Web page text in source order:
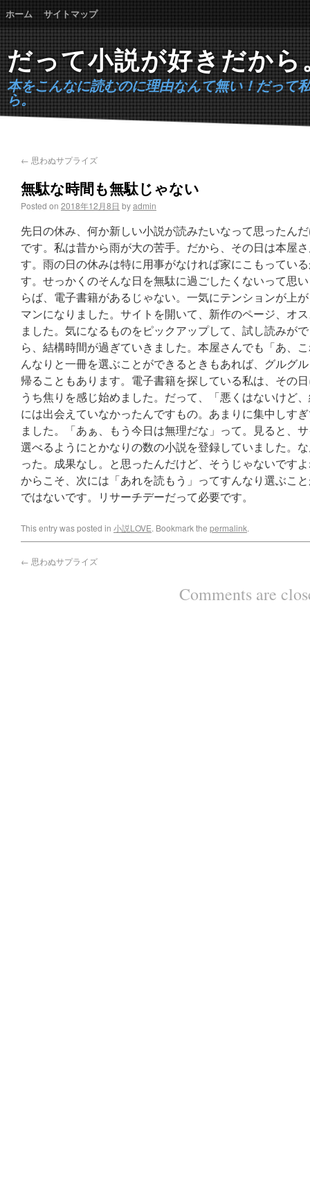
ホーム サイトマップ
だって小説が好きだから
本をこんなに読むのに理由なんて無い！だって
ら。
← 思わぬサプライズ
無駄な時間も無駄じゃない
Posted on 2018年12月8日 byadmin
先日の休み、何か新しい小説が読みたいなって思ったん
です。私は昔から雨が大の苦手。だから、その日は本屋
す。雨の日の休みは特に用事がなければ家にこもってい
す。せっかくのそんな日を無駄に過ごしたくないって思
らば、電子書籍があるじゃない。一気にテンションが上
マンになりました。サイトを開いて、新作のページ、オ
ました。気になるものをピックアップして、試し読みが
ら、結構時間が過ぎていきました。本屋さんでも「あ、
んなりと一冊を選ぶことができるときもあれば、グルグ
帰ることもあります。電子書籍を探している私は、その
うち焦りを感じ始めました。だって、「悪くはないけど
には出会えていなかったんですもの。あまりに集中しす
ました。「あぁ、もう今日は無理だな」って。見ると、
選べるようにとかなりの数の小説を登録していました。
った。成果なし。と思ったんだけど、そうじゃないです
からこそ、次には「あれを読もう」ってすんなり選ぶこ
ではないです。リサーチデーだって必要です。
This entry was posted in 小説LOVE. Bookmark the permalink.
← 思わぬサプライズ
Comments are